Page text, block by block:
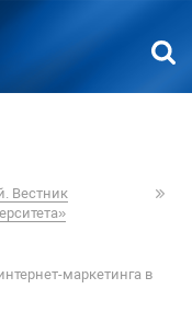
Вестник
маркетинга в